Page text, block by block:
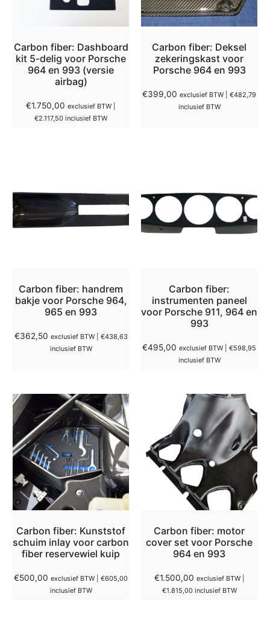
Carbon fiber: Dashboard
kit 5-delig voor Porsche
964 en 993 (versie
airbag)
€1.750,00 exclusief BTW |
€2.117,50 inclusief BTW
Carbon fiber: Deksel
zekeringskast voor
Porsche 964 en 993
€399,00 exclusief BTW | €482,79
inclusief BTW
Carbon fiber: handrem
bakje voor Porsche 964,
965 en 993
€362,50 exclusief BTW | €438,63
inclusief BTW
Carbon fiber:
instrumenten paneel
voor Porsche 911, 964 en
993
€495,00 exclusief BTW | €598,95
inclusief BTW
Carbon fiber: Kunststof
schuim inlay voor carbon
fiber reservewiel kuip
€500,00 exclusief BTW | €605,00
inclusief BTW
Carbon fiber: motor
cover set voor Porsche
964 en 993
€1.500,00 exclusief BTW |
€1.815,00inclusief BTW